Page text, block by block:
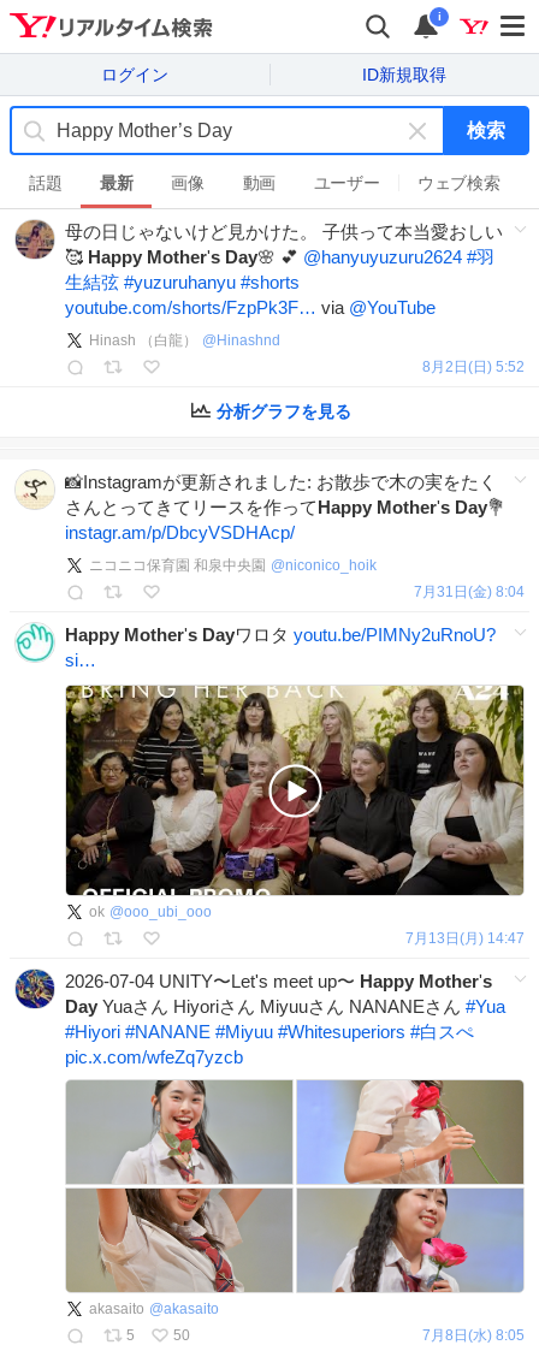
i
ログイン ID新規取得
キ
ー
ワ
ー
ド
消
検索
話題 最新 画像 動画 ユーザー ウェブ検索
母の日じゃないけど見かけた。 子供って本当愛おしい
🥰 Happy Mother's Day🌸 💕 @hanyuyuzuru2624 #羽
生結弦 #yuzuruhanyu #shorts
youtube.com/shorts/FzpPk3F… via @YouTube
Hinash （白龍） @ Hinashnd
8月2日(日) 5:52
分析グラフを見る
📸Instagramが更新されました: お散歩で木の実をたく
さんとってきてリースを作ってHappy Mother's Day💐
instagr.am/p/DbcyVSDHAcp/
ニコニコ保育園 和泉中央園 @niconico_hoik
7月31日(金) 8:04
Happy Mother's Dayワロタ youtu.be/PIMNy2uRnoU?
si…
ok @ooo_ubi_ooo
7月13日(月) 14:47
2026-07-04 UNITY〜Let's meet up〜 Happy Mother's
Day Yuaさん Hiyoriさん Miyuuさん NANANEさん #Yua
#Hiyori #NANANE #Miyuu #Whitesuperiors #白スぺ
pic.x.com/wfeZq7yzcb
akasaito @akasaito
5
50 7月8日(水) 8:05